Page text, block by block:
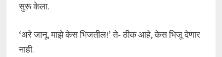
सुरू केला.
‘अरे जानू, माझे केस भिजतील!’ ते- ठीक आहे, केस भिजू देणार
नाही.